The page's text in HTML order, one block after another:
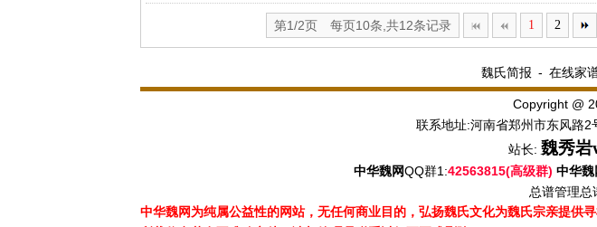
第1/2页 每页10条,共12条记录 1 2
魏氏简报 - 在线家
Copyright @
联系地址:河南省郑州市东风路
站长: 魏秀岩
中华魏网QQ群1:42563815(高级群) 中华魏
总谱管理总
中华魏网为纯属公益性的网站，无任何商业目的，弘扬魏氏文化为魏氏宗亲提供